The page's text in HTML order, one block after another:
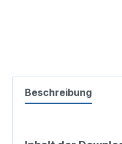
Beschreibung